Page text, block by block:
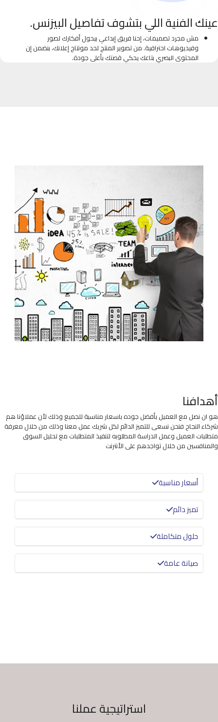
عينك الفنية اللي بتشوف تفاصيل البيزنس.
مش مجرد تصميمات، إحنا فريق إبداعي بيحول أفكارك لصور
وفيديوهات احترافية. من تصوير المنتج لحد مونتاج إعلانك، بنضمن إن
المحتوى البصري بتاعك يحكي قصتك بأعلى جودة.
أهدافنا
هو ان نصل مع العميل بأفضل جوده باسعار مناسبة للجميع وذلك لأن عملاؤنا هم
شركاء النجاح فنحن نسعى للتميز الدائم لكل شريك عمل معنا وذلك من خلال معرفة
متطلبات العميل وعمل الدراسة المطلوبه لتنفيذ المتطلبات مع تحليل السوق
والمنافسين من خلال تواجدهم على الأنترنت
أسعار مناسبة
تميز دائم
حلول متكاملة
صيانة عامة
استراتيجية عملنا